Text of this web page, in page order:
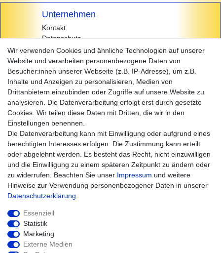
Unternehmen
Kontakt
Datenschutz
AGB
Impressum
Einkaufen
Zahlungsarten
Versandarten & -kosten
Widerrufsrecht
Warenkorb
Zur Kasse
Hilfe
Wir verwenden Cookies und ähnliche Technologien auf unserer
Website und verarbeiten personenbezogene Daten von
Besucher:innen unserer Webseite (z.B. IP-Adresse), um z.B.
Inhalte und Anzeigen zu personalisieren, Medien von
Drittanbietern einzubinden oder Zugriffe auf unsere Website zu
analysieren. Die Datenverarbeitung erfolgt erst durch gesetzte
Cookies. Wir teilen diese Daten mit Dritten, die wir in den
Einstellungen benennen.
Die Datenverarbeitung kann mit Einwilligung oder aufgrund eines
berechtigten Interesses erfolgen. Die Zustimmung kann erteilt
oder abgelehnt werden. Es besteht das Recht, nicht einzuwilligen
und die Einwilligung zu einem späteren Zeitpunkt zu ändern oder
zu widerrufen. Beachten Sie unser Impressum und weitere
Hinweise zur Verwendung personenbezogener Daten in unserer
Daten­schutz­erklärung
Essenziell
Statistik
Marketing
Externe Medien